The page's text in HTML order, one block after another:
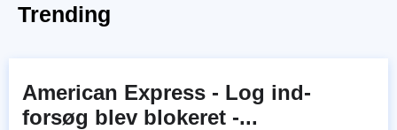
Trending
American Express - Log ind-
forsøg blev blokeret -...